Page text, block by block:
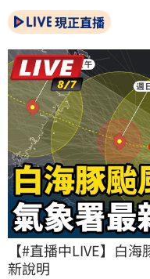
現正直播
【#直播中LIVE】白
新說明